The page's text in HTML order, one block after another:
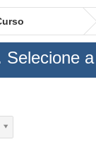
Selecione a